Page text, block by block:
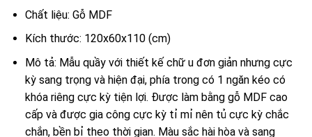
Chất liệu: Gỗ MDF
Kích thước: 120x60x110 (cm)
Mô tả: Mẫu quầy với thiết kế chữ u đơn giản nhưng cực
kỳ sang trọng và hiện đại, phía trong có 1 ngăn kéo có
khóa riêng cực kỳ tiện lợi. Được làm bằng gỗ MDF cao
cấp và được gia công cực kỳ tỉ mỉ nên tủ cực kỳ chắc
chắn, bền bỉ theo thời gian. Màu sắc hài hòa và sang